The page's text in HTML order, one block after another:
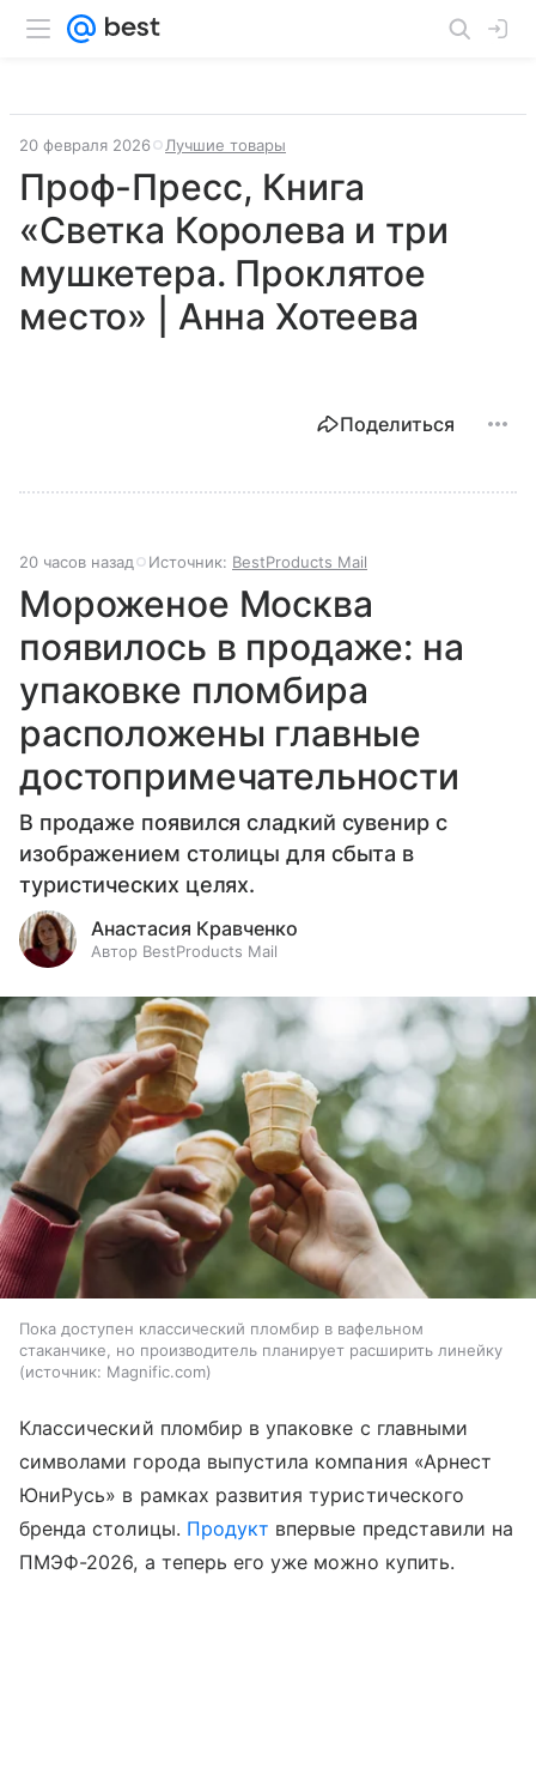
20 февраля 2026 Лучшие товары
Проф-Пресс, Книга
«Светка Королева и три
мушкетера. Проклятое
место» | Анна Хотеева
Поделиться
20 часов назад Источник: BestProducts Mail
Мороженое Москва
появилось в продаже: на
упаковке пломбира
расположены главные
достопримечательности
В продаже появился сладкий сувенир с
изображением столицы для сбыта в
туристических целях.
Анастасия Кравченко
Автор BestProducts Mail
Пока доступен классический пломбир в вафельном
стаканчике, но производитель планирует расширить линейку
источник: Magnific.com
Классический пломбир в упаковке с главными
символами города выпустила компания «Арнест
ЮниРусь» в рамках развития туристического
бренда столицы. Продукт впервые представили на
ПМЭФ-2026, а теперь его уже можно купить.